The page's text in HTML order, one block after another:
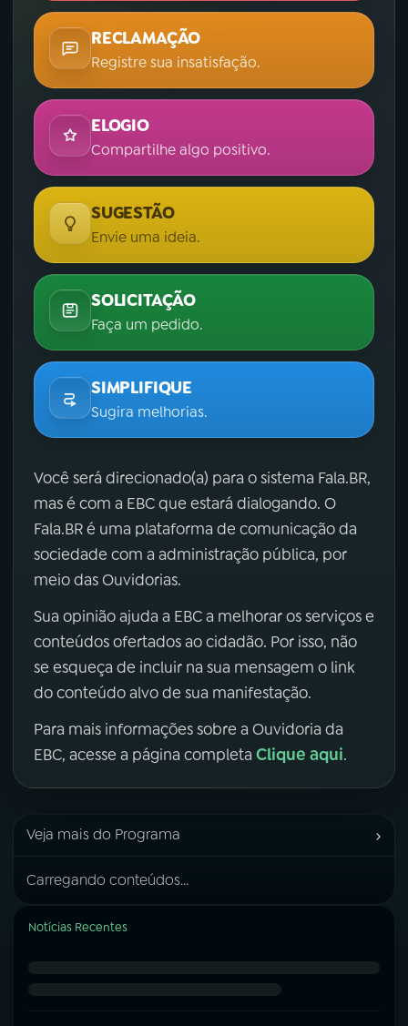
RECLAMAÇÃO
Registre sua insatisfação.
ELOGIO
Compartilhe algo positivo.
SUGESTÃO
Envie uma ideia.
SOLICITAÇÃO
Faça um pedido.
SIMPLIFIQUE
Sugira melhorias.
Você será direcionado(a) para o sistema Fala.BR,
mas é com a EBC que estará dialogando. O
Fala.BR é uma plataforma de comunicação da
sociedade com a administração pública, por
meio das Ouvidorias.
Sua opinião ajuda a EBC a melhorar os serviços e
conteúdos ofertados ao cidadão. Por isso, não
se esqueça de incluir na sua mensagem o link
do conteúdo alvo de sua manifestação.
Para mais informações sobre a Ouvidoria da
EBC, acesse a página completa Clique aqui.
Veja mais do Programa ›
Carregando conteúdos...
Notícias Recentes